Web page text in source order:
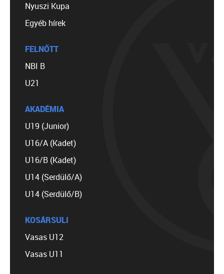
Nyuszi Kupa
Egyéb hírek
FELNŐTT
NBI B
U21
AKADÉMIA
U19 (Junior)
U16/A (Kadet)
U16/B (Kadet)
U14 (Serdülő/A)
U14 (Serdülő/B)
KOSÁRSULI
Vasas U12
Vasas U11